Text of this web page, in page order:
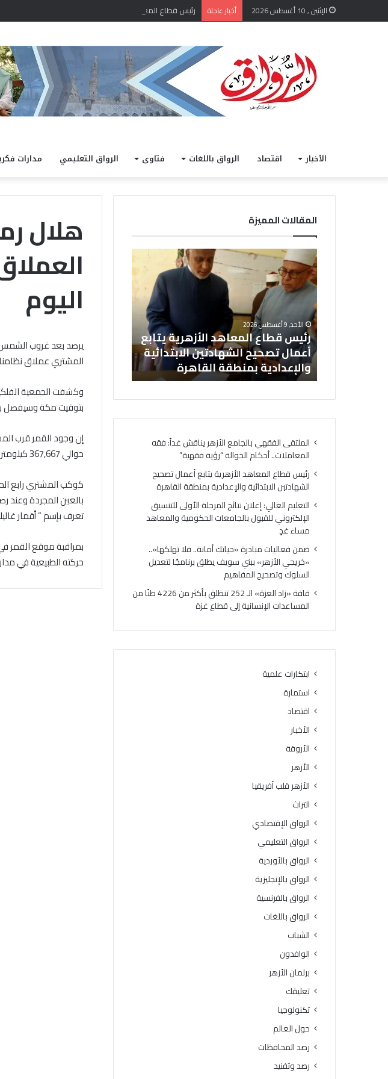
الإثنين , 10 أغسطس 2026 أخبار عاجلة رئيس قطاع المعاهد الأزهرية يتابع أعمال تصحيح الشهادتين
الأخبار اقتصاد الرواق باللغات فتاوى الرواق التعليمي مدارات
هلال
اليوم
المشتري عملاق
بتوقيت مكة وسيفصل بينهما 4.71
إن وجود القمر قرب
حوالي 367,667 كيلومتر فقط في حين أن المشتري يبعد اكثر من 883 مليون كيلومتر .
كوكب المشتري رابع
بالعين المجردة وعند
تعرف بإسم ” أقمار
بمراقبة موقع القمر
حركته الطبيعية في
المقالات المميزة
رئيس
قطاع
المعاهد
الأزهرية
يتابع
أعمال
تصحيح
الشهادتين
الابتدائية
والإعدادية
بمنطقة
الأحد, 9 أغسطس 2026
رئيس قطاع المعاهد الأزهرية يتابع
أعمال تصحيح الشهادتين الابتدائية
والإعدادية بمنطقة القاهرة
التعليم
العالي:
المرحلة
الأولى
الإلكتروني
للقبول
بالجامعات
الحكومية
غدٍ
التعليم العالي: إعلان
الأولى للتنسيق
بالجامعات الحكومية
مساء غدٍ
الملتقى الفقهي بالجامع الأزهر يناقش غداً: فقه
المعاملات.. أحكام الحوالة “رؤية فقهية”
رئيس قطاع المعاهد الأزهرية يتابع أعمال تصحيح
الشهادتين الابتدائية والإعدادية بمنطقة القاهرة
التعليم العالي: إعلان نتائج المرحلة الأولى للتنسيق
الإلكتروني للقبول بالجامعات الحكومية والمعاهد
مساء غدٍ
ضمن فعاليات مبادرة «حياتك أمانة.. فلا تهلكها»..
«خريجي الأزهر» ببني سويف يطلق برنامجًا لتعديل
السلوك وتصحيح المفاهيم
قافة «زاد العزة» الـ 252 تنطلق بأكثر من 4226 طنًا من
المساعدات الإنسانية إلى قطاع غزة
ابتكارات علمية
استمارة
اقتصاد
الأخبار
الأروقة
الأزهر
الأزهر قلب أفريقيا
التراث
الرواق الإقتصادي
الرواق التعليمي
الرواق بالأوردية
الرواق بالإنجليزية
الرواق بالفرنسية
الرواق باللغات
الشباب
الوافدون
برلمان الأزهر
تعليقك
تكنولوجيا
حول العالم
رصد المحافظات
رصد وتفنيد